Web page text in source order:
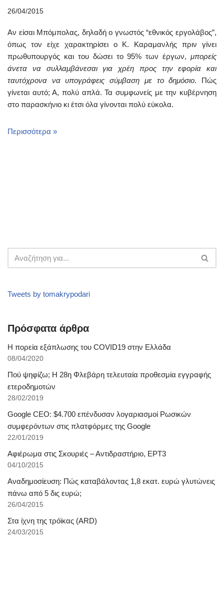
26/04/2015
Αν είσαι Μπόμπολας, δηλαδή ο γνωστός “εθνικός εργολάβος”,
όπως τον είχε χαρακτηρίσει ο Κ. Καραμανλής πριν γίνει
πρωθυπουργός και του δώσει το 95% των έργων, μπορείς
άνετα να συλλαμβάνεσαι για χρέη προς την εφορία και
ταυτόχρονα να υπογράφεις σύμβαση με το δημόσιο. Πώς
γίνεται αυτό; Α, πολύ απλά. Τα συμφωνείς με την κυβέρνηση
στο παρασκήνιο κι έτσι όλα γίνονται πολύ εύκολα.
Περισσότερα »
Tweets by tomakrypodari
Πρόσφατα άρθρα
Η πορεία εξάπλωσης του COVID19 στην Ελλάδα
08/04/2020
Πού ψηφίζω; Η 28η Φλεβάρη τελευταία προθεσμία εγγραφής
ετεροδημοτών
28/02/2019
Google CEO: $4.700 επένδυσαν λογαριασμοί Ρωσικών
συμφερόντων στις πλατφόρμες της Google
22/01/2019
Αφιέρωμα στις Σκουριές – Αντιδραστήριο, ΕΡΤ3
04/10/2015
Αναδημοσίευση: Πώς καταβάλοντας 1,8 εκατ. ευρώ γλυτώνεις
πάνω από 5 δις ευρώ;
26/04/2015
Στα ίχνη της τρόϊκας (ARD)
24/03/2015